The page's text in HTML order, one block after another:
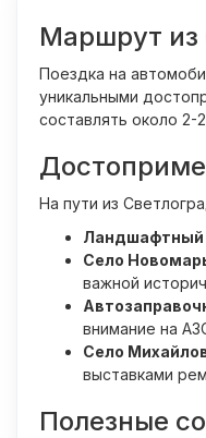
Маршрут из
Поездка на
уникальными
составлять около 2-
На пути из
Ландшафтный
Село
важной
внимание на
Село
выставками
Полезные